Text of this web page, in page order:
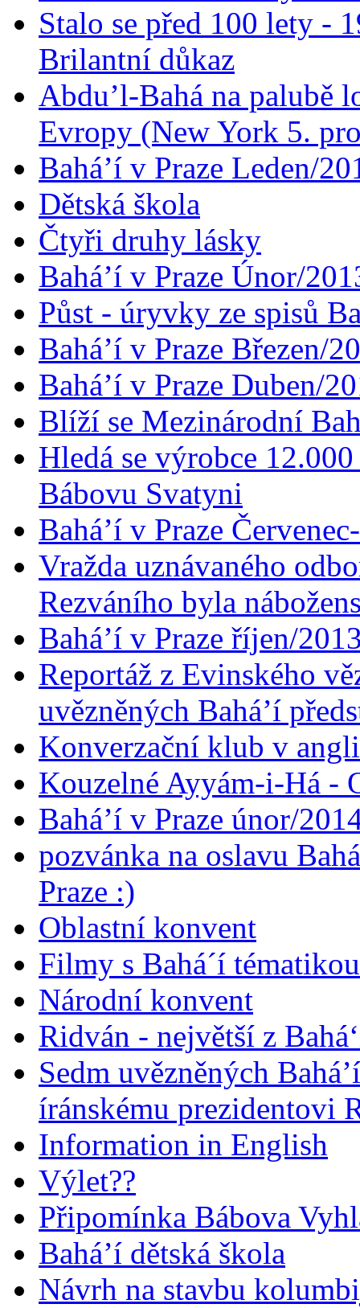
Stalo se před 100 lety -
Brilantní důkaz
Abdu’l-Bahá na palubě
Evropy (New York 5.
Bahá’í v Praze Leden/
Dětská škola
Čtyři druhy lásky
Bahá’í v Praze Únor/
Půst - úryvky ze spisů
Bahá’í v Praze Březen/
Bahá’í v Praze Duben/
Blíží se Mezinárodní
Hledá se výrobce
Bábovu Svatyni
Bahá’í v Praze
Vražda uznávaného
Rezváního byla
Bahá’í v Praze říjen/
Reportáž z Evinského
uvězněných Bahá’í
Konverzační klub v
Kouzelné Ayyám-i-Há -
Bahá’í v Praze únor/
pozvánka na oslavu
Praze :)
Oblastní konvent
Filmy s Bahá´í
Národní konvent
Ridván - největší z
Sedm uvězněných
íránskému prezidentovi
Information in English
Výlet??
Připomínka Bábova
Bahá’í dětská škola
Návrh na stavbu